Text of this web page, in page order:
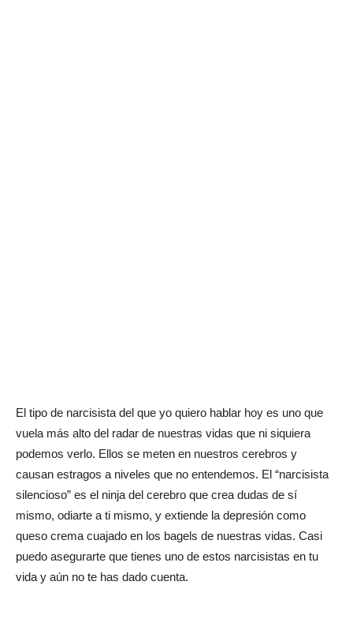
El tipo de narcisista del que yo quiero hablar hoy es uno que
vuela más alto del radar de nuestras vidas que ni siquiera
podemos verlo. Ellos se meten en nuestros cerebros y
causan estragos a niveles que no entendemos. El “narcisista
silencioso” es el ninja del cerebro que crea dudas de sí
mismo, odiarte a ti mismo, y extiende la depresión como
queso crema cuajado en los bagels de nuestras vidas. Casi
puedo asegurarte que tienes uno de estos narcisistas en tu
vida y aún no te has dado cuenta.